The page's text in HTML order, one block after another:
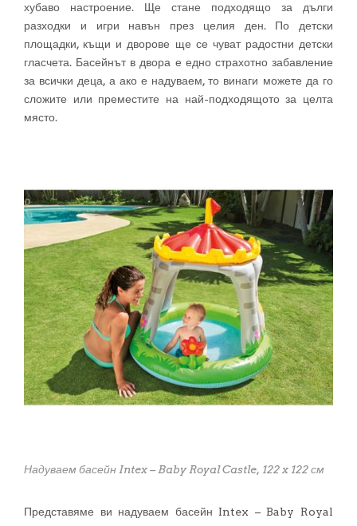
хубаво настроение. Ще стане подходящо за дълги
разходки и игри навън през целия ден. По детски
площадки, къщи и дворове ще се чуват радостни детски
гласчета. Басейнът в двора е едно страхотно забавление
за всички деца, а ако е надуваем, то винаги можете да го
сложите или преместите на най-подходящото за целта
място.
Надуваем басейн Intex – Baby Royal Castle, 122 x 122 см
Представяме ви надуваем басейн Intex – Baby Royal